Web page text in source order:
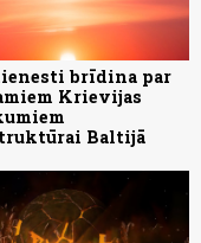
brīdina par
Krievijas
Baltijā